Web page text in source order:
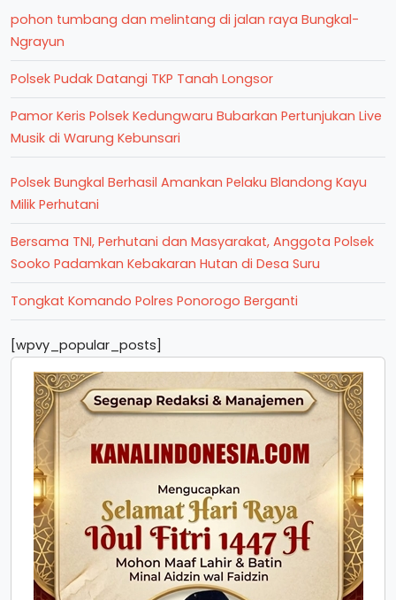
pohon tumbang dan melintang di jalan raya Bungkal-
Ngrayun
Polsek Pudak Datangi TKP Tanah Longsor
Pamor Keris Polsek Kedungwaru Bubarkan Pertunjukan Live
Musik di Warung Kebunsari
Polsek Bungkal Berhasil Amankan Pelaku Blandong Kayu
Milik Perhutani
Bersama TNI, Perhutani dan Masyarakat, Anggota Polsek
Sooko Padamkan Kebakaran Hutan di Desa Suru
Tongkat Komando Polres Ponorogo Berganti
[wpvy_popular_posts]